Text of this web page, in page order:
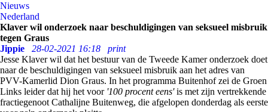
Nieuws
Nederland
Klaver wil onderzoek naar beschuldigingen van seksueel misbruik
tegen Graus
Jippie
28-02-2021 16:18
print
Jesse Klaver wil dat het bestuur van de Tweede Kamer onderzoek doet
naar de beschuldigingen van seksueel misbruik aan het adres van
PVV-Kamerlid Dion Graus. In het programma Buitenhof zei de Groen
Links leider dat hij het voor '100 procent eens'is met zijn vertrekkende
fractiegenoot Cathalijne Buitenweg, die afgelopen donderdag als eerste